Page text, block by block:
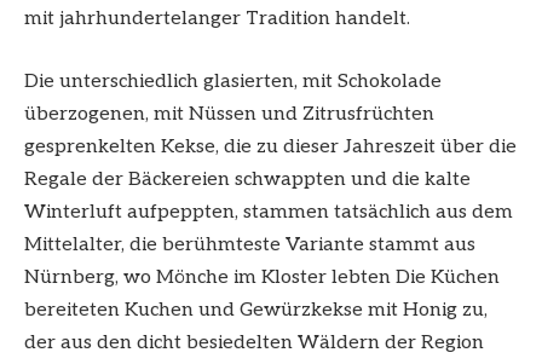
mit jahrhundertelanger Tradition handelt.
Die unterschiedlich glasierten, mit Schokolade
überzogenen, mit Nüssen und Zitrusfrüchten
gesprenkelten Kekse, die zu dieser Jahreszeit über die
Regale der Bäckereien schwappten und die kalte
Winterluft aufpeppten, stammen tatsächlich aus dem
Mittelalter, die berühmteste Variante stammt aus
Nürnberg, wo Mönche im Kloster lebten Die Küchen
bereiteten Kuchen und Gewürzkekse mit Honig zu,
der aus den dicht besiedelten Wäldern der Region